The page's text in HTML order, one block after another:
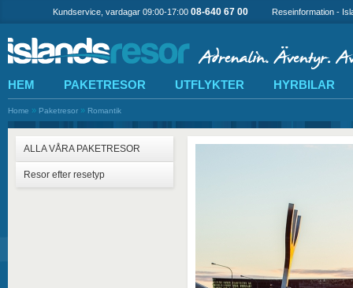
Home » Paketresor » Romantik
ALLA VÅRA PAKETRESOR
Resor efter resetyp
HEM PAKETRESOR UTFLYKTER HYRBILAR
Reseinformation -
Kundservice, vardagar 09:00-17:00 08-640 67 00